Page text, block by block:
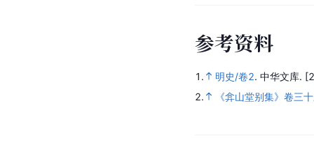
参考资料
1. 明史/卷2. 中华文库.
2.
《弇山堂别集》卷三